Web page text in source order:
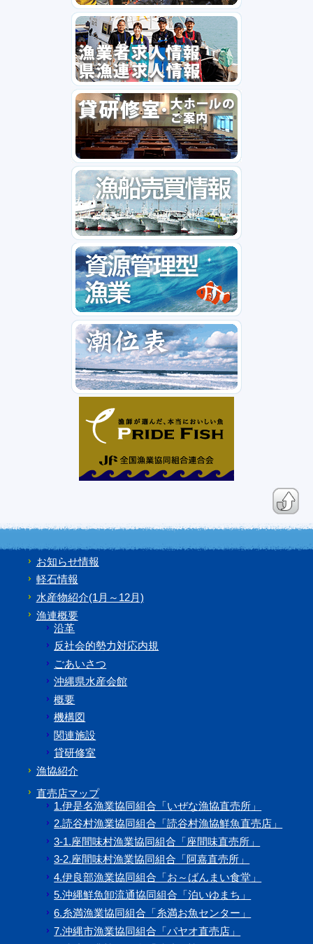
お知らせ情報
軽石情報
水産物紹介(1月～12月)
漁連概要
沿革
反社会的勢力対応内規
ごあいさつ
沖縄県水産会館
概要
機構図
関連施設
貸研修室
漁協紹介
直売店マップ
1.伊是名漁業協同組合「いぜな漁協直売所」
2.読谷村漁業協同組合「読谷村漁協鮮魚直売店」
3-1.座間味村漁業協同組合「座間味直売所」
3-2.座間味村漁業協同組合「阿嘉直売所」
4.伊良部漁業協同組合「お～ばんまい食堂」
5.沖縄鮮魚卸流通協同組合「泊いゆまち」
6.糸満漁業協同組合「糸満お魚センター」
7.沖縄市漁業協同組合「パヤオ直売店」